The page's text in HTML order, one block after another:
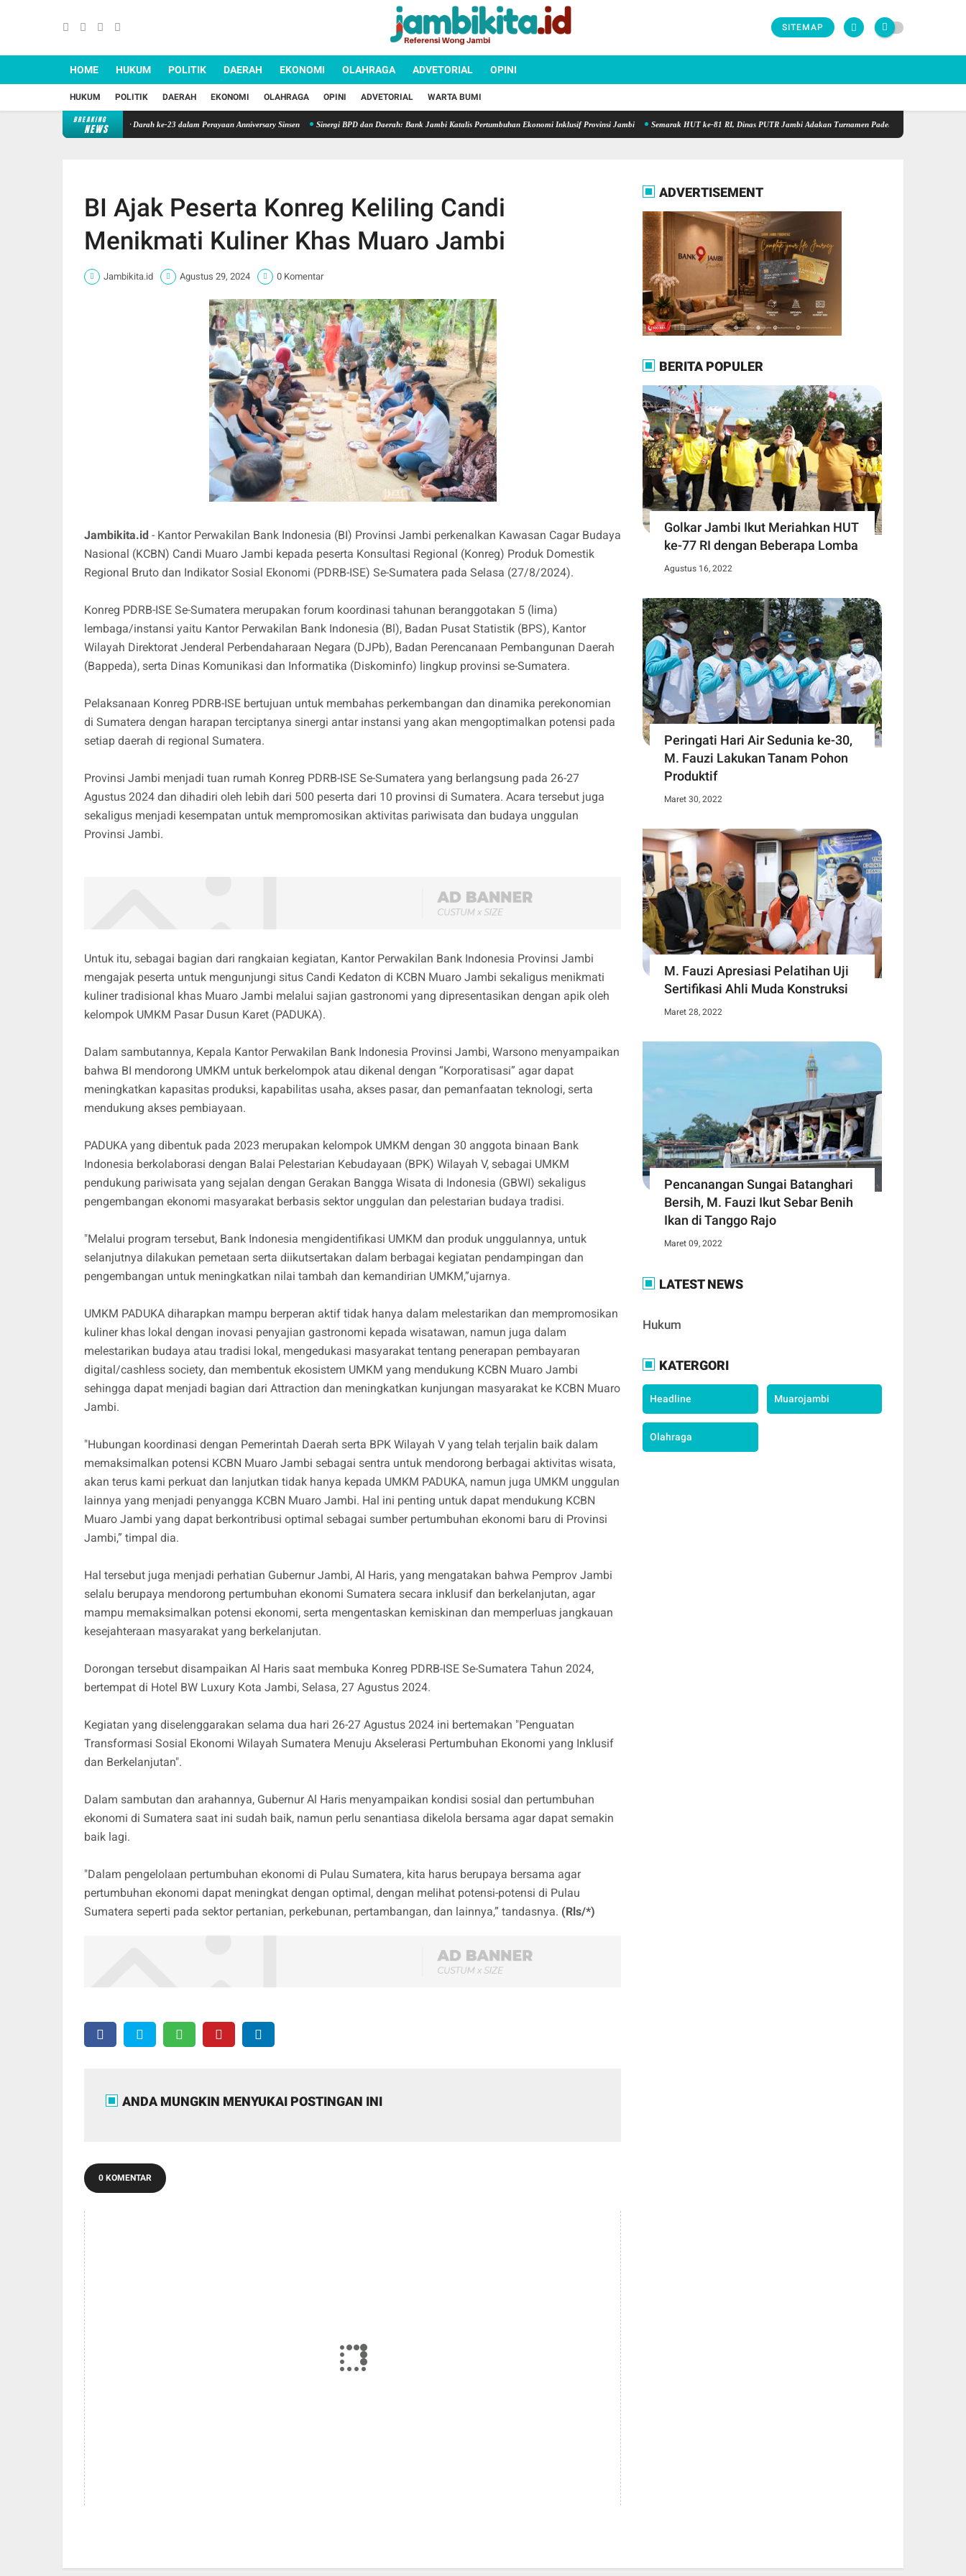
SITEMAP
HOME HUKUM POLITIK DAERAH EKONOMI OLAHRAGA ADVETORIAL OPINI
HUKUM POLITIK DAERAH EKONOMI OLAHRAGA OPINI ADVETORIAL WARTA BUMI
BREAKING
NEWS
Sinsen Gelar Donor Darah ke-23 dalam Perayaan Anniversary Sinsen Sinergi BPD dan Daerah: Bank Jambi Katalis Pertumbuhan Ekonomi Inklusif Provinsi Jambi Semarak HUT ke-81 RI, Dinas PUTR Jambi Adakan Turnamen Padel Antar OPD Berhadiah Total
BI Ajak Peserta Konreg Keliling Candi
Menikmati Kuliner Khas Muaro Jambi
Jambikita.id Agustus 29, 2024 0 Komentar
Jambikita.id - Kantor Perwakilan Bank Indonesia (BI) Provinsi Jambi perkenalkan Kawasan Cagar Budaya
Nasional (KCBN) Candi Muaro Jambi kepada peserta Konsultasi Regional (Konreg) Produk Domestik
Regional Bruto dan Indikator Sosial Ekonomi (PDRB-ISE) Se-Sumatera pada Selasa (27/8/2024).
Konreg PDRB-ISE Se-Sumatera merupakan forum koordinasi tahunan beranggotakan 5 (lima)
lembaga/instansi yaitu Kantor Perwakilan Bank Indonesia (Bl), Badan Pusat Statistik (BPS), Kantor
Wilayah Direktorat Jenderal Perbendaharaan Negara (DJPb), Badan Perencanaan Pembangunan Daerah
(Bappeda), serta Dinas Komunikasi dan Informatika (Diskominfo) lingkup provinsi se-Sumatera.
Pelaksanaan Konreg PDRB-ISE bertujuan untuk membahas perkembangan dan dinamika perekonomian
di Sumatera dengan harapan terciptanya sinergi antar instansi yang akan mengoptimalkan potensi pada
setiap daerah di regional Sumatera.
Provinsi Jambi menjadi tuan rumah Konreg PDRB-ISE Se-Sumatera yang berlangsung pada 26-27
Agustus 2024 dan dihadiri oleh lebih dari 500 peserta dari 10 provinsi di Sumatera. Acara tersebut juga
sekaligus menjadi kesempatan untuk mempromosikan aktivitas pariwisata dan budaya unggulan
Provinsi Jambi.
Untuk itu, sebagai bagian dari rangkaian kegiatan, Kantor Perwakilan Bank Indonesia Provinsi Jambi
mengajak peserta untuk mengunjungi situs Candi Kedaton di KCBN Muaro Jambi sekaligus menikmati
kuliner tradisional khas Muaro Jambi melalui sajian gastronomi yang dipresentasikan dengan apik oleh
kelompok UMKM Pasar Dusun Karet (PADUKA).
Dalam sambutannya, Kepala Kantor Perwakilan Bank Indonesia Provinsi Jambi, Warsono menyampaikan
bahwa BI mendorong UMKM untuk berkelompok atau dikenal dengan “Korporatisasi” agar dapat
meningkatkan kapasitas produksi, kapabilitas usaha, akses pasar, dan pemanfaatan teknologi, serta
mendukung akses pembiayaan.
PADUKA yang dibentuk pada 2023 merupakan kelompok UMKM dengan 30 anggota binaan Bank
Indonesia berkolaborasi dengan Balai Pelestarian Kebudayaan (BPK) Wilayah V, sebagai UMKM
pendukung pariwisata yang sejalan dengan Gerakan Bangga Wisata di Indonesia (GBWI) sekaligus
pengembangan ekonomi masyarakat berbasis sektor unggulan dan pelestarian budaya tradisi.
"Melalui program tersebut, Bank Indonesia mengidentifikasi UMKM dan produk unggulannya, untuk
selanjutnya dilakukan pemetaan serta diikutsertakan dalam berbagai kegiatan pendampingan dan
pengembangan untuk meningkatkan nilai tambah dan kemandirian UMKM,”ujarnya.
UMKM PADUKA diharapkan mampu berperan aktif tidak hanya dalam melestarikan dan mempromosikan
kuliner khas lokal dengan inovasi penyajian gastronomi kepada wisatawan, namun juga dalam
melestarikan budaya atau tradisi lokal, mengedukasi masyarakat tentang penerapan pembayaran
digital/cashless society, dan membentuk ekosistem UMKM yang mendukung KCBN Muaro Jambi
sehingga dapat menjadi bagian dari Attraction dan meningkatkan kunjungan masyarakat ke KCBN Muaro
Jambi.
"Hubungan koordinasi dengan Pemerintah Daerah serta BPK Wilayah V yang telah terjalin baik dalam
memaksimalkan potensi KCBN Muaro Jambi sebagai sentra untuk mendorong berbagai aktivitas wisata,
akan terus kami perkuat dan lanjutkan tidak hanya kepada UMKM PADUKA, namun juga UMKM unggulan
lainnya yang menjadi penyangga KCBN Muaro Jambi. Hal ini penting untuk dapat mendukung KCBN
Muaro Jambi yang dapat berkontribusi optimal sebagai sumber pertumbuhan ekonomi baru di Provinsi
Jambi,” timpal dia.
Hal tersebut juga menjadi perhatian Gubernur Jambi, Al Haris, yang mengatakan bahwa Pemprov Jambi
selalu berupaya mendorong pertumbuhan ekonomi Sumatera secara inklusif dan berkelanjutan, agar
mampu memaksimalkan potensi ekonomi, serta mengentaskan kemiskinan dan memperluas jangkauan
kesejahteraan masyarakat yang berkelanjutan.
Dorongan tersebut disampaikan Al Haris saat membuka Konreg PDRB-ISE Se-Sumatera Tahun 2024,
bertempat di Hotel BW Luxury Kota Jambi, Selasa, 27 Agustus 2024.
Kegiatan yang diselenggarakan selama dua hari 26-27 Agustus 2024 ini bertemakan "Penguatan
Transformasi Sosial Ekonomi Wilayah Sumatera Menuju Akselerasi Pertumbuhan Ekonomi yang Inklusif
dan Berkelanjutan".
Dalam sambutan dan arahannya, Gubernur Al Haris menyampaikan kondisi sosial dan pertumbuhan
ekonomi di Sumatera saat ini sudah baik, namun perlu senantiasa dikelola bersama agar dapat semakin
baik lagi.
"Dalam pengelolaan pertumbuhan ekonomi di Pulau Sumatera, kita harus berupaya bersama agar
pertumbuhan ekonomi dapat meningkat dengan optimal, dengan melihat potensi-potensi di Pulau
Sumatera seperti pada sektor pertanian, perkebunan, pertambangan, dan lainnya,” tandasnya. (Rls/*)
ANDA MUNGKIN MENYUKAI POSTINGAN INI
0 KOMENTAR
ADVERTISEMENT
BERITA POPULER
Golkar Jambi Ikut Meriahkan HUT
ke-77 RI dengan Beberapa Lomba
Agustus 16, 2022
Peringati Hari Air Sedunia ke-30,
M. Fauzi Lakukan Tanam Pohon
Produktif
Maret 30, 2022
M. Fauzi Apresiasi Pelatihan Uji
Sertifikasi Ahli Muda Konstruksi
Maret 28, 2022
Pencanangan Sungai Batanghari
Bersih, M. Fauzi Ikut Sebar Benih
Ikan di Tanggo Rajo
Maret 09, 2022
LATEST NEWS
Hukum
KATERGORI
Headline Muarojambi
Olahraga